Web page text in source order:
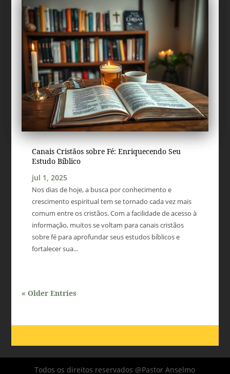
Canais Cristãos sobre Fé: Enriquecendo Seu
Estudo Bíblico
jul 1, 2025
Nos dias de hoje, a busca por conhecimento e
crescimento espiritual tem se tornado cada vez mais
comum entre os cristãos. Com a facilidade de acesso à
informação, muitos se voltam para canais cristãos
sobre fé para aprofundar seus estudos bíblicos e
fortalecer sua...
« Older Entries
Todos os direitos reservados @Pastor Anselmo